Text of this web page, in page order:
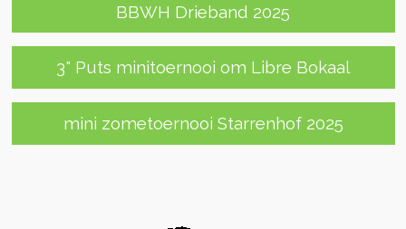
BBWH Drieband 2025
3" Puts minitoernooi om Libre Bokaal
mini zometoernooi Starrenhof 2025